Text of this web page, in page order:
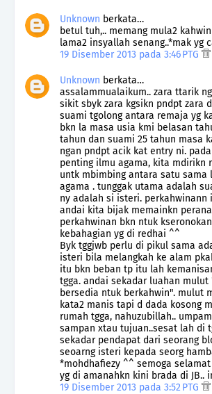
Unknown berkata…
betul tuh,.. memang mula2
lama2 insyallah senang..*mak yg
19 Disember 2013 pada 3:46 PTG
Unknown berkata…
assalammualaikum.. zara ttarik
sikit sbyk zara kgsikn pndpt zara
suami tgolong antara remaja yg
bkn la masa usia kmi belasan
tahun dan suami 25 tahun masa
ngan pndpt acik kat entry ni.
penting ilmu agama, kita mdirikn
untk mbimbing antara satu sama
agama . tunggak utama adalah
ny adalah si isteri. perkahwinann
andai kita bijak memainkn
perkahwinan bkn ntuk
kebahagian yg di redhai ^^
Byk tggjwb perlu di pikul sama
isteri bila melangkah ke alam
itu bkn beban tp itu lah
tgga. andai sekadar luahan mulut
bersedia ntuk berkahwin". mulut
kata2 manis tapi d dada kosong
rumah tgga, nahuzubillah..
sampan xtau tujuan..sesat lah di
sekadar pendapat dari seorang
seoarng isteri kepada seorg
*mohdhafiezy ^^ semoga
yg di amanahkn kini brada di JB..
19 Disember 2013 pada 3:52 PTG